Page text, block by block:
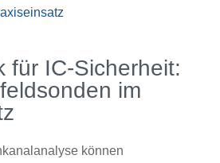
für IC-Sicherheit:
im
können